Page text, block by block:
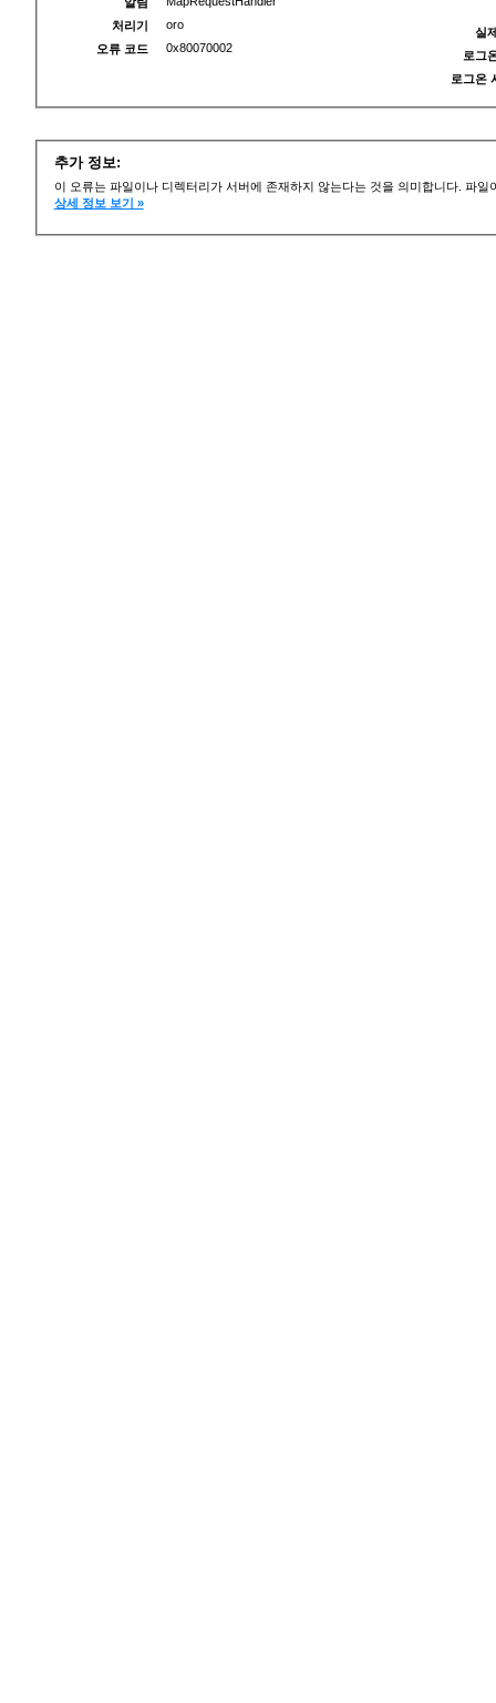
처리기
oro
오류 코드
0x80070002
실
로그
로그온
추가 정보:
이 오류는 파일이나 디렉터리가 서버에 존재하지 않는다는 것을 의미합니다. 파
상세 정보 보기 »